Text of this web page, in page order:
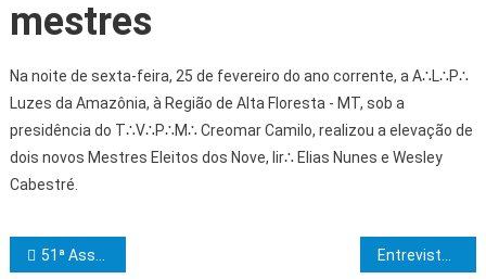
mestres
Na noite de sexta-feira, 25 de fevereiro do ano corrente, a A∴L∴P∴
Luzes da Amazônia, à Região de Alta Floresta - MT, sob a
presidência do T∴V∴P∴M∴ Creomar Camilo, realizou a elevação de
dois novos Mestres Eleitos dos Nove, Iir∴ Elias Nunes e Wesley
Cabestré.
Navegação de Post
51ª Assembleia Geral Ordinária da CMSB Entrevista com o Mest∴ Maç∴ 33º, Ir∴ José Augusto Carvalho, atual Ven∴ Hon∴ da A∴R∴L∴S∴ Vigilância e Resistência nº 70